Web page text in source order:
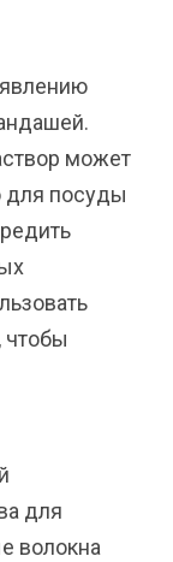
может
для посуды
чтобы
для
волокна